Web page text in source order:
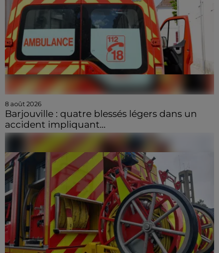
8 août 2026
Barjouville : quatre blessés légers dans un
accident impliquant...